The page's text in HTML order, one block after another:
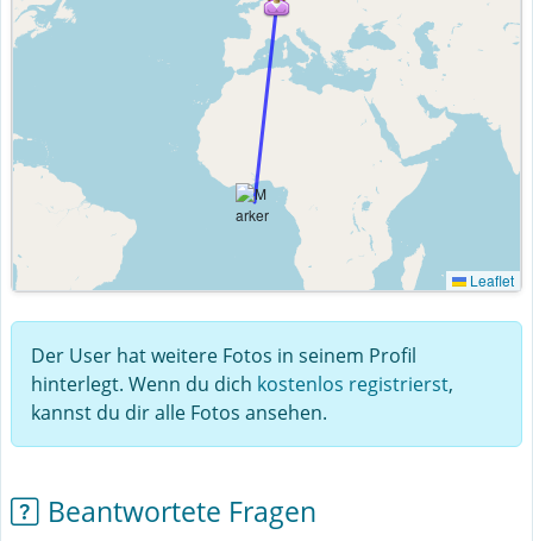
Leaflet
Der User hat weitere Fotos in seinem Profil
hinterlegt. Wenn du dich kostenlos registrierst,
kannst du dir alle Fotos ansehen.
Beantwortete Fragen